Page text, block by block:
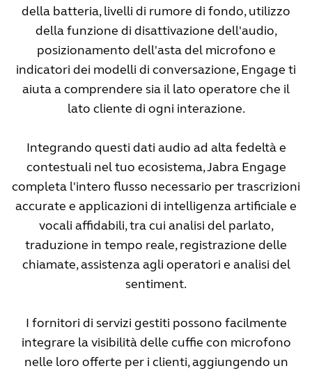
della batteria, livelli di rumore di fondo, utilizzo
della funzione di disattivazione dell'audio,
posizionamento dell'asta del microfono e
indicatori dei modelli di conversazione, Engage ti
aiuta a comprendere sia il lato operatore che il
lato cliente di ogni interazione.
Integrando questi dati audio ad alta fedeltà e
contestuali nel tuo ecosistema, Jabra Engage
completa l'intero flusso necessario per trascrizioni
accurate e applicazioni di intelligenza artificiale e
vocali affidabili, tra cui analisi del parlato,
traduzione in tempo reale, registrazione delle
chiamate, assistenza agli operatori e analisi del
sentiment.
I fornitori di servizi gestiti possono facilmente
integrare la visibilità delle cuffie con microfono
nelle loro offerte per i clienti, aggiungendo un